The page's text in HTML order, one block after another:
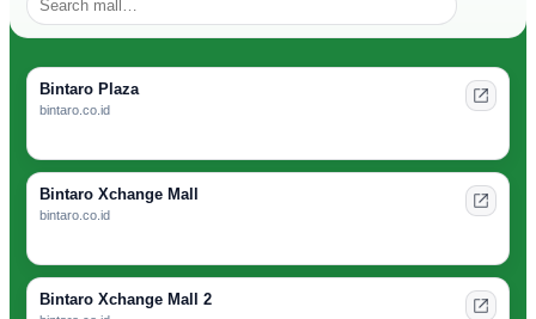
Bintaro Plaza
bintaro.co.id
Bintaro Xchange Mall
bintaro.co.id
Bintaro Xchange Mall 2